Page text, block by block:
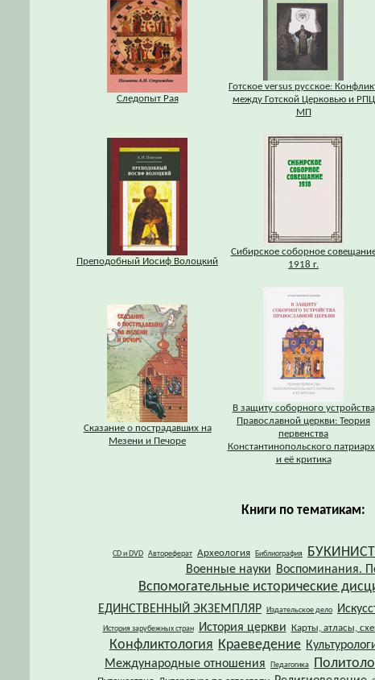
Следопыт Рая
Готское versus русское:
между Готской Церковью и РПЦ
МП
Преподобный Иосиф Волоцкий
Сибирское соборное
1918 г.
Сказание о пострадавших на
Мезени и Печоре
В защиту соборного устройства
Православной церкви: Теория
первенства
Константинопольского
и её критика
Книги по тематикам:
CD и DVD Автореферат Археология Библиография
Военные науки Воспоминания.
Вспомогательные исторические
ЕДИНСТВЕННЫЙ ЭКЗЕМПЛЯР Издательское дело
История зарубежных стран История церкви Карты, атласы,
Конфликтология Краеведение
Международные отношения
Педагогика